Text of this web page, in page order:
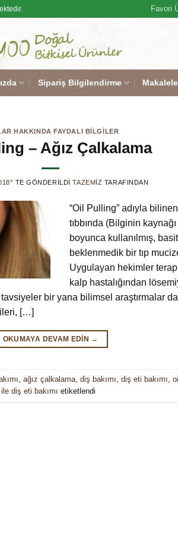
Favori
Sipariş Bilgilendirme
HAKKINDA FAYDALI BILGILER
– Ağız Çalkalama
’' TE GÖNDERILDI TAZEMIZ TARAFINDAN
“Oil Pulling” adıyla
tıbbında (Bilginin
boyunca kullanılmış,
beklenmedik bir tıp
Uygulayan hekimler
kalp hastalığından
bir yana bilimsel araştırmalar
[…]
OKUMAYA DEVAM EDIN →
ağız çalkalama diş bakımı diş eti bakımı
diş eti bakımı etiketlendi